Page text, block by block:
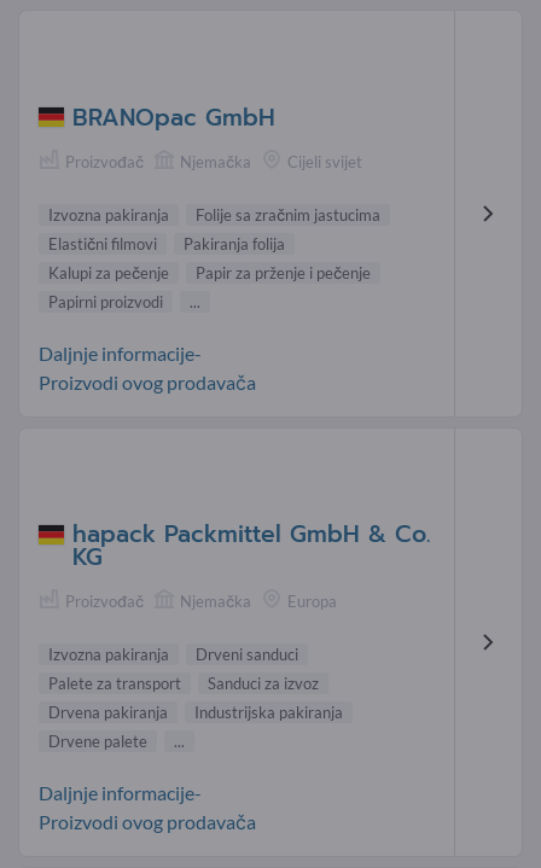
BRANOpac GmbH
Proizvođač Njemačka Cijeli svijet
Izvozna pakiranja
Folije sa zračnim jastucima
Elastični filmovi
Pakiranja folija
Kalupi za pečenje
Papir za prženje i pečenje
Papirni proizvodi
...
Daljnje informacije-
Proizvodi ovog prodavača
hapack Packmittel GmbH & Co.
KG
Proizvođač Njemačka Europa
Izvozna pakiranja
Drveni sanduci
Palete za transport
Sanduci za izvoz
Drvena pakiranja
Industrijska pakiranja
Drvene palete
...
Daljnje informacije-
Proizvodi ovog prodavača